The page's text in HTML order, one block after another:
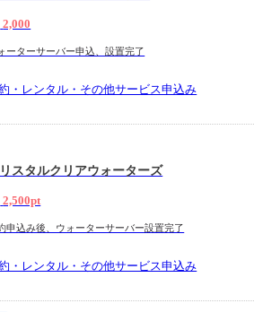
2,000
ーターサーバー申込、設置完了
・レンタル・その他サービス申込み
スタルクリアウォーターズ
2,500pt
申込み後、ウォーターサーバー設置完了
・レンタル・その他サービス申込み